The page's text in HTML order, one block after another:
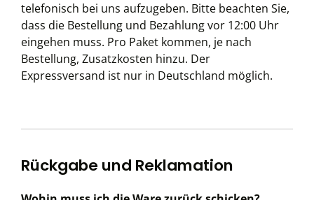
telefonisch bei uns aufzugeben. Bitte beachten Sie,
dass die Bestellung und Bezahlung vor 12:00 Uhr
eingehen muss. Pro Paket kommen, je nach
Bestellung, Zusatzkosten hinzu. Der
Expressversand ist nur in Deutschland möglich.
Rückgabe und Reklamation